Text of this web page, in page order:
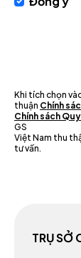
Khi tích chọn
thuận Chính
Chính sách
GS
Việt Nam thu
tư vấn.
TRỤ SỞ